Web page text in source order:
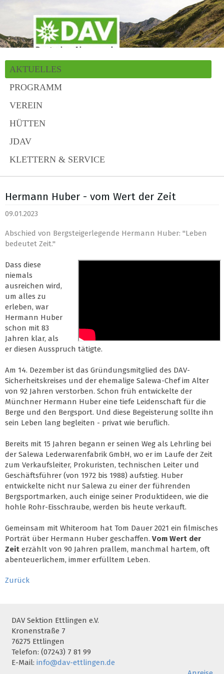
AKTUELLES
PROGRAMM
VEREIN
HÜTTEN
JDAV
KLETTERN & SERVICE
Hermann Huber - vom Wert der Zeit
09.01.2023
Abschied von Bergsteigerlegende Hermann Huber: "Leben
bedeutet Zeit."
Dass diese
niemals
ausreichen wird,
um alles zu
erleben, war
Hermann Huber
schon mit 83
Jahren klar, als
er diesen Ausspruch tätigte.
Am 14. Dezember ist das Gründungsmitglied des DAV-
Sicherheitskreises und der ehemalige Salewa-Chef im Alter
von 92 Jahren verstorben. Schon früh entwickelte der
Münchner Hermann Huber eine tiefe Leidenschaft für die
Berge und den Bergsport. Und diese Begeisterung sollte ihn
sein Leben lang begleiten - privat wie beruflich.
Bereits mit 15 Jahren begann er seinen Weg als Lehrling bei
der Salewa Lederwarenfabrik GmbH, wo er im Laufe der Zeit
zum Verkaufsleiter, Prokuristen, technischen Leiter und
Geschäftsführer (von 1972 bis 1988) aufstieg. Huber
entwickelte nicht nur Salewa zu einer der führenden
Bergsportmarken, auch einige seiner Produktideen, wie die
hohle Rohr-Eisschraube, werden bis heute verkauft.
Gemeinsam mit Whiteroom hat Tom Dauer 2021 ein filmisches
Porträt über Hermann Huber geschaffen. Vom Wert der
Zeit erzählt von 90 Jahren prallem, manchmal hartem, oft
abenteuerlichem, immer erfülltem Leben.
Zurück
DAV Sektion Ettlingen e.V.
Kronenstraße 7
76275 Ettlingen
Telefon: (07243) 7 81 99
E-Mail: info@dav-ettlingen.de